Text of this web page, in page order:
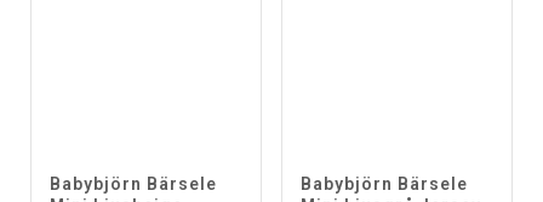
Babybjörn Bärsele
Babybjörn Bärsele